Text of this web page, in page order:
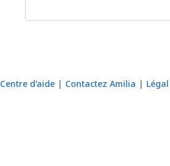
Centre d'aide Contactez Amilia Légal